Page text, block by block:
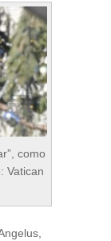
como
Vatican